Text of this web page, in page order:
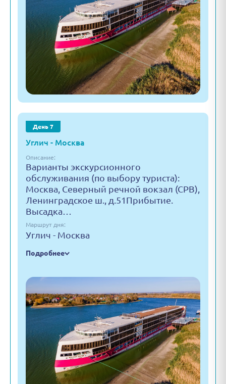
День 7
Углич - Москва
Описание:
Варианты экскурсионного
обслуживания (по выбору туриста):
Москва, Северный речной вокзал (СРВ),
Ленинградское ш., д.51Прибытие.
Высадка…
Маршрут дня:
Углич - Москва
Подробнее